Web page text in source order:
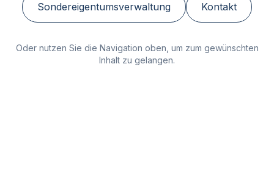
Sondereigentumsverwaltung Kontakt
Oder nutzen Sie die Navigation oben, um zum gewünschten
Inhalt zu gelangen.